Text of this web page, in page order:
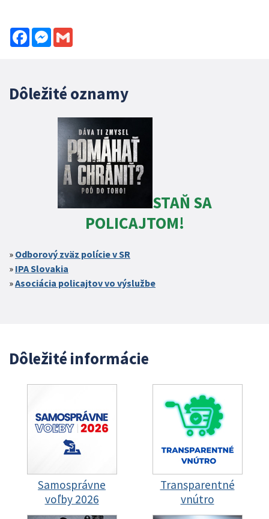
FacebookMessenger
Dôležité oznamy
STAŇ SA
POLICAJTOM!
Odborový zväz polície v SR
IPA Slovakia
Asociácia policajtov vo výslužbe
Dôležité informácie
Samosprávne
voľby 2026
Transparentné
vnútro